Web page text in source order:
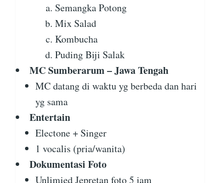
Semangka Potong
Mix Salad
Kombucha
Puding Biji Salak
MC Sumberarum – Jawa Tengah
MC datang di waktu yg berbeda dan hari
yg sama
Entertain
Electone + Singer
1 vocalis (pria/wanita)
Dokumentasi Foto
Unlimied Jepretan foto 5 jam